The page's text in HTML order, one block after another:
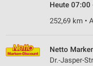
Heute 07:00
252,69 km •
Netto
Dr.-Jasper-